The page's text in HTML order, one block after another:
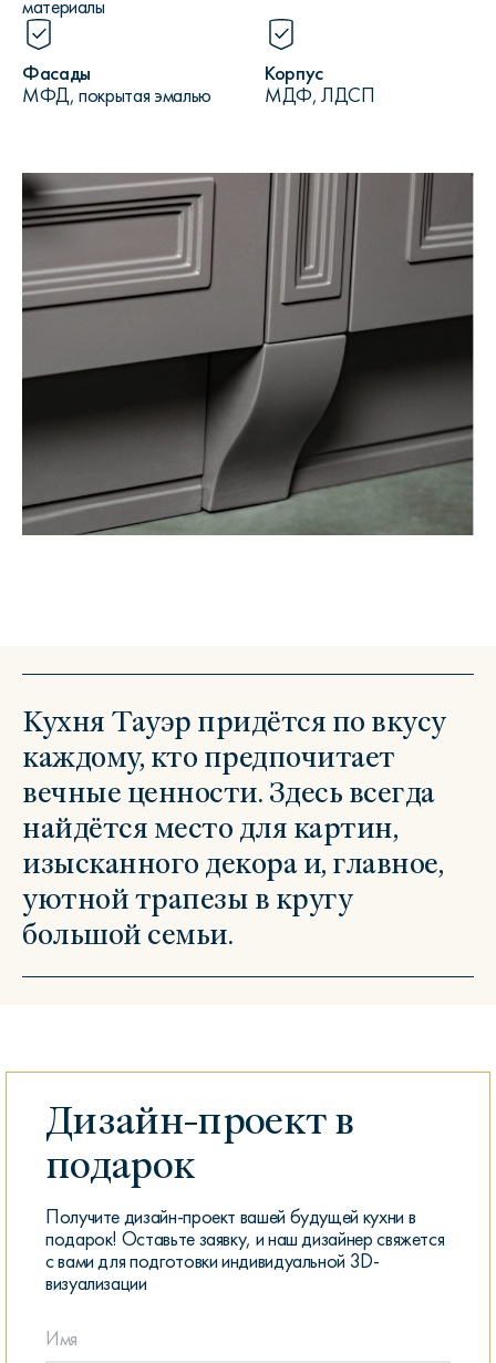
материалы
Фасады
МФД, покрытая эмалью
Корпус
МДФ, ЛДСП
Кухня Тауэр придётся по вкусу
каждому, кто предпочитает
вечные ценности. Здесь всегда
найдётся место для картин,
изысканного декора и, главное,
уютной трапезы в кругу
большой семьи.
Дизайн-проект в
подарок
Получите дизайн-проект вашей будущей кухни в
подарок! Оставьте заявку, и наш дизайнер свяжется
с вами для подготовки индивидуальной 3D-
визуализации
Имя